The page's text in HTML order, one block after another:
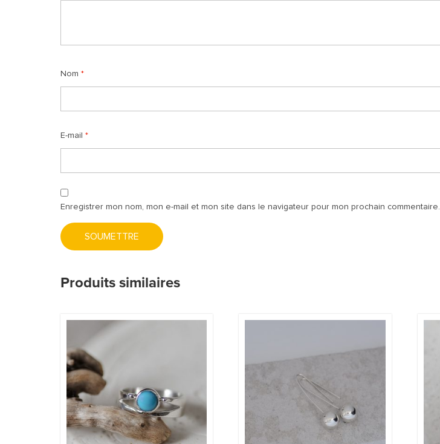
Nom *
E-mail *
Enregistrer mon nom, mon e-mail et mon site dans le navigateur pour mon prochain commentaire.
Produits similaires